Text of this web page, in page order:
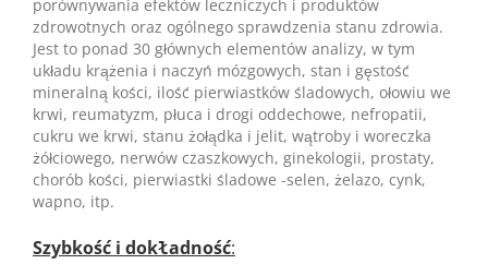
porównywania efektów leczniczych i produktów
zdrowotnych oraz ogólnego sprawdzenia stanu zdrowia.
Jest to ponad 30 głównych elementów analizy, w tym
układu krążenia i naczyń mózgowych, stan i gęstość
mineralną kości, ilość pierwiastków śladowych, ołowiu we
krwi, reumatyzm, płuca i drogi oddechowe, nefropatii,
cukru we krwi, stanu żołądka i jelit, wątroby i woreczka
żółciowego, nerwów czaszkowych, ginekologii, prostaty,
chorób kości, pierwiastki śladowe -selen, żelazo, cynk,
wapno, itp.
Szybkość i dokładność: